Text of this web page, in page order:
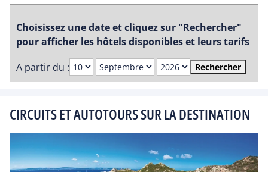
Choisissez une date et cliquez sur "Rechercher"
pour afficher les hôtels disponibles et leurs tarifs
A partir du :
Rechercher
CIRCUITS ET AUTOTOURS SUR LA DESTINATION